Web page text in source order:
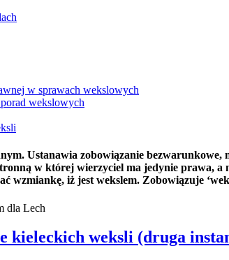
w sprawach wekslowych
porad wekslowych
Ustanawia zobowiązanie
w której wierzyciel ma jedynie prawa,
wzmiankę, iż jest wekslem. Zobowiązuje
dla Lech
kieleckich weksli (druga